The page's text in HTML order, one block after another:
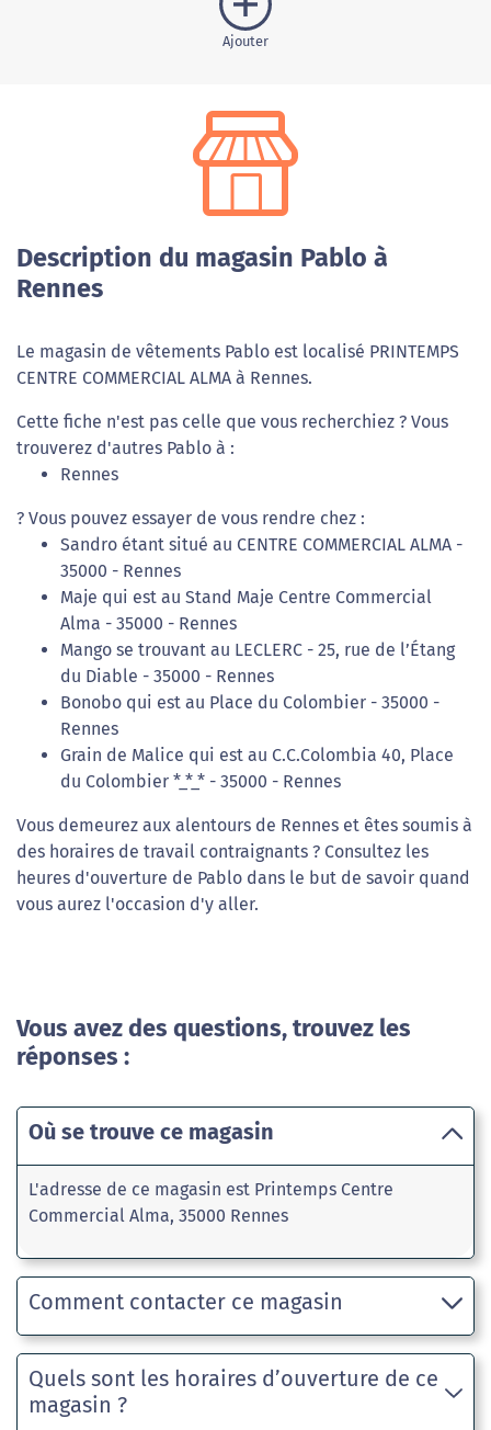
Ajouter
Description du magasin Pablo à
Rennes
Le magasin de vêtements Pablo est localisé PRINTEMPS
CENTRE COMMERCIAL ALMA à Rennes.
Cette fiche n'est pas celle que vous recherchiez ? Vous
trouverez d'autres Pablo à :
Rennes
? Vous pouvez essayer de vous rendre chez :
Sandro étant situé au CENTRE COMMERCIAL ALMA -
35000 - Rennes
Maje qui est au Stand Maje Centre Commercial
Alma - 35000 - Rennes
Mango se trouvant au LECLERC - 25, rue de l’Étang
du Diable - 35000 - Rennes
Bonobo qui est au Place du Colombier - 35000 -
Rennes
Grain de Malice qui est au C.C.Colombia 40, Place
du Colombier *_*_* - 35000 - Rennes
Vous demeurez aux alentours de Rennes et êtes soumis à
des horaires de travail contraignants ? Consultez les
heures d'ouverture de Pablo dans le but de savoir quand
vous aurez l'occasion d'y aller.
Vous avez des questions, trouvez les
réponses :
Où se trouve ce magasin
L'adresse de ce magasin est Printemps Centre
Commercial Alma, 35000 Rennes
Comment contacter ce magasin
Quels sont les horaires d’ouverture de ce
magasin ?